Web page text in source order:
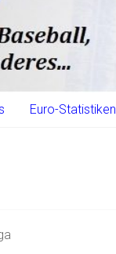
Euro-Statistiken